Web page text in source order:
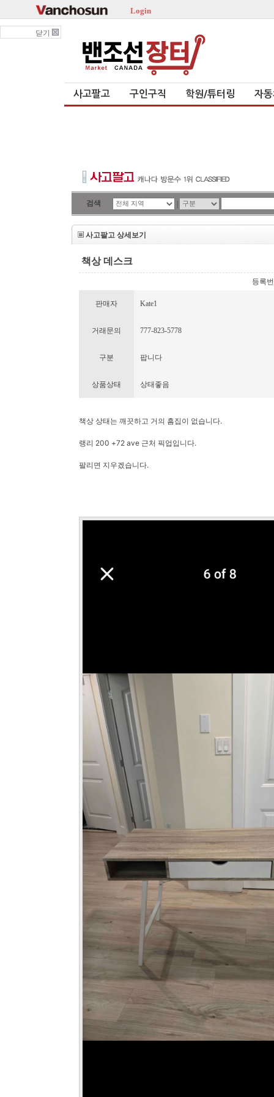
Login
닫기
사고팔고 구인구직 학원/튜터링 자
검색 |
사고팔고 상세보기
책상 데스크
등록
판매자 Kate1
거래문의 777-823-5778
구분 팝니다
상품상태 상태좋음
책상 상태는 깨끗하고 거의 흠집이 없습니다.
랭리 200 +72 ave 근처 픽업입니다.
팔리면 지우겠습니다.